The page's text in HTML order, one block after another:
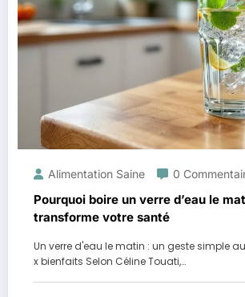
Alimentation Saine 0
Pourquoi boire un verre d’eau le
transforme votre santé
Un verre d'eau le matin : un geste simple
x bienfaits Selon Céline Touati,…